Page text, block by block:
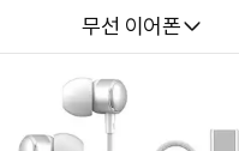
다나와
무선 이어폰